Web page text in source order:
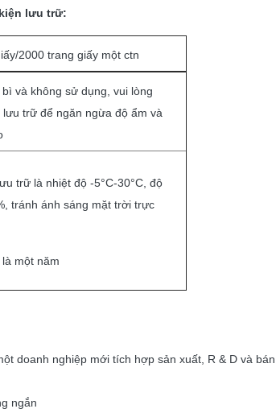
lưu trữ:
2000 trang giấy một ctn
và không sử dụng, vui lòng
lưu trữ để ngăn ngừa độ ẩm và
trữ là nhiệt độ -5°C-30°C, độ
tránh ánh sáng mặt trời trực
một năm
doanh nghiệp mới tích hợp sản xuất, R & D và
ngắn